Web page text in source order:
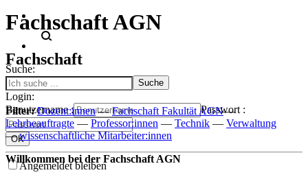
Suche:
Login:
Benutzername :
Passwort :
Angemeldet bleiben
Fachschaft AGN
Fachschaft
Filter:Dozent:innen—Fachschaft Fakultät AGN—
Lehrbeauftragte — Professor:innen — Technik — Verwaltung
—wissenschaftliche Mitarbeiter:innen
Willkommen bei der Fachschaft AGN